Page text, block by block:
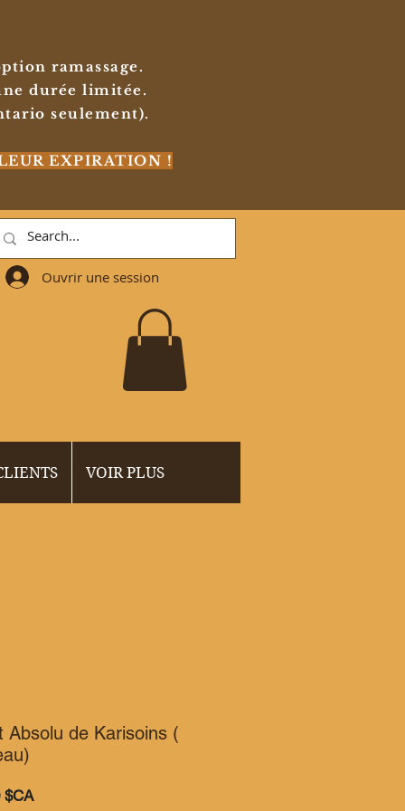
ramassage.
durée limitée.
seulement).
EXPIRATION !
Ouvrir une session
VOIR PLUS
Absolu de Karisoins (
$CAPrix